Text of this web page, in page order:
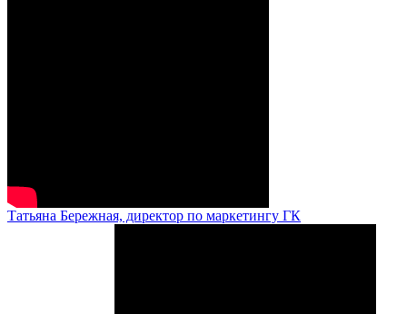
Татьяна Бережная, директор по маркетингу ГК